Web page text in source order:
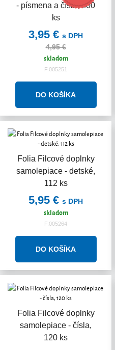
- písmena a čísla, 200
ks
3,95 € s DPH
4,95 €
skladom
F.005251
Folia Filcové doplnky
samolepiace - detské,
112 ks
5,95 € s DPH
skladom
F.005264
Folia Filcové doplnky
samolepiace - čísla,
120 ks